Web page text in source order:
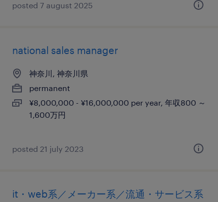
posted 7 august 2025
national sales manager
神奈川, 神奈川県
permanent
¥8,000,000 - ¥16,000,000 per year, 年収800 ～
1,600万円
posted 21 july 2023
it・web系／メーカー系／流通・サービス系